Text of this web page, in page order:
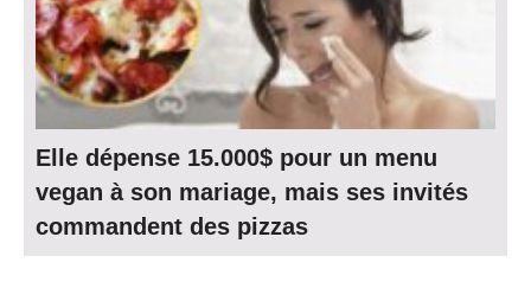
Elle dépense 15.000$ pour un menu
vegan à son mariage, mais ses invités
commandent des pizzas